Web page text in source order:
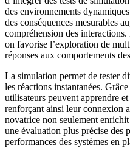
des environnements
des conséquences mesurables
compréhension des
on favorise l’exploration de
réponses aux comportements
La simulation permet de tester
les réactions instantanées.
utilisateurs peuvent apprendre
renforçant ainsi leur connexion
novatrice non seulement
une évaluation plus précise des
performances des systèmes en